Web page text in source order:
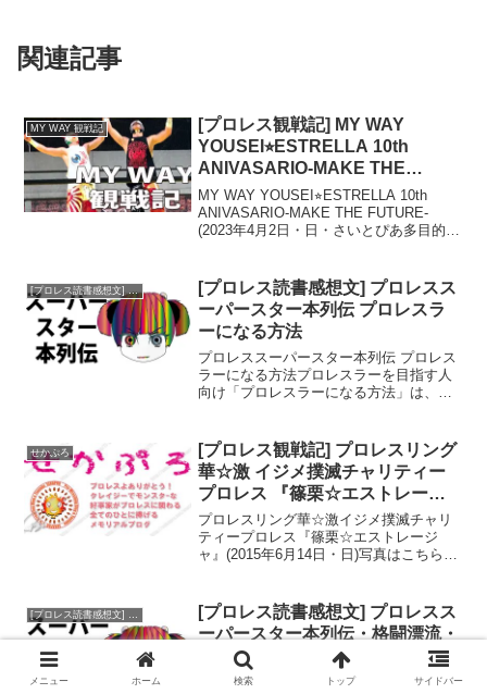
関連記事
MY WAY 観戦記
[プロレス観戦記] MY WAY
YOUSEI⭐︎ESTRELLA 10th
ANIVASARIO-MAKE THE
FUTURE-
MY WAY YOUSEI⭐︎ESTRELLA 10th
ANIVASARIO-MAKE THE FUTURE-
(2023年4月2日・日・さいとぴあ多目的ホ
前。当時...
[プロレス読書感想文] プロレススーパースター本列伝
[プロレス読書感想文] プロレスス
ーパースター本列伝 プロレスラ
ーになる方法
プロレススーパースター本列伝 プロレス
ラーになる方法プロレスラーを目指す人
向け「プロレスラーになる方法」は、新
になる為には、どのような運動＆トレー
ニングをすればよいか、...
せかぷろ
[プロレス観戦記] プロレスリング
華☆激 イジメ撲滅チャリティー
プロレス 『篠栗☆エストレージ
ャ』(2015年6月14日・日)
プロレスリング華☆激イジメ撲滅チャリ
ティープロレス『篠栗☆エストレージ
ャ』(2015年6月14日・日)写真はこちらか
栗大会にも行くことにした。ここはメル
カド笹栗という町...
[プロレス読書感想文] プロレススーパースター本列伝
[プロレス読書感想文] プロレスス
ーパースター本列伝・格闘漂流・
猛き風に告げよ―私説UWF伝
プロレススーパースター本列伝・格闘漂
メニュー ホーム 検索 トップ サイドバー